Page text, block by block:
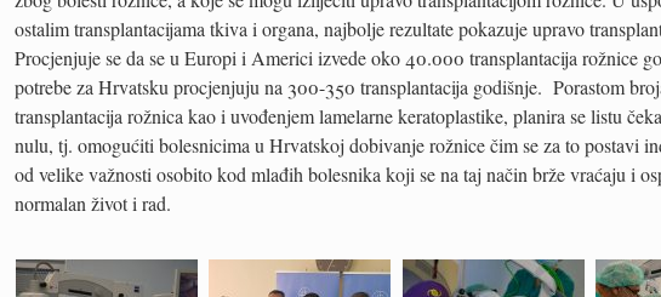
ostalim transplantacijama tkiva i organa, najbolje rezultate pokazuje upravo
Procjenjuje se da se u Europi i Americi izvede oko 40.000 transplantacija rožnice
potrebe za Hrvatsku procjenjuju na 300-350 transplantacija godišnje. Porastom
transplantacija rožnica kao i uvođenjem lamelarne keratoplastike, planira se listu
nulu, tj. omogućiti bolesnicima u Hrvatskoj dobivanje rožnice čim se za to postavi
od velike važnosti osobito kod mlađih bolesnika koji se na taj način brže vraćaju i
normalan život i rad.